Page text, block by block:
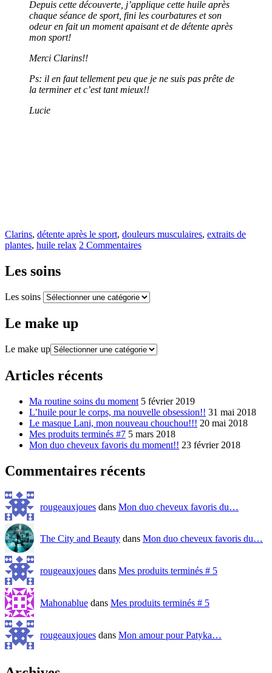
Depuis cette découverte, j’applique cette huile après
chaque séance de sport, fini les courbatures et son
odeur en fait un moment apaisant et de détente après
mon sport!
Merci Clarins!!
Ps: il en faut tellement peu que je ne suis pas prête de
la terminer et c’est tant mieux!!
Lucie
Clarins, détente après le sport, douleurs musculaires, extraits de
plantes, huile relax 2 Commentaires
Les soins
Les soins
Le make up
Le make up
Articles récents
Ma routine soins du moment 5 février 2019
L’huile pour le corps, ma nouvelle obsession!! 31 mai 2018
Le masque Lani, mon nouveau chouchou!!! 20 mai 2018
Mes produits terminés #7 5 mars 2018
Mon duo cheveux favoris du moment!! 23 février 2018
Commentaires récents
rougeauxjoues dans Mon duo cheveux favoris du…
The City and Beauty dans Mon duo cheveux favoris du…
rougeauxjoues dans Mes produits terminés # 5
Mahonablue dans Mes produits terminés # 5
rougeauxjoues dans Mon amour pour Patyka…